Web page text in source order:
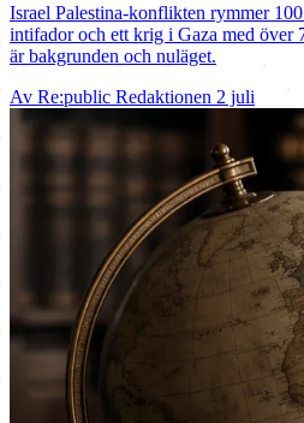
Israel Palestina-konflikten rymmer
intifador och ett krig i Gaza med över
är bakgrunden och nuläget.
Av Re:public Redaktionen 2 juli